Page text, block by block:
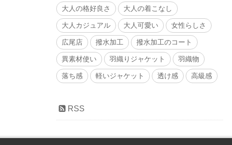
大人の格好良さ 大人の着こなし
大人カジュアル 大人可愛い 女性らしさ
広尾店 撥水加工 撥水加工のコート
異素材使い 羽織りジャケット 羽織物
落ち感 軽いジャケット 透け感 高級感
RSS